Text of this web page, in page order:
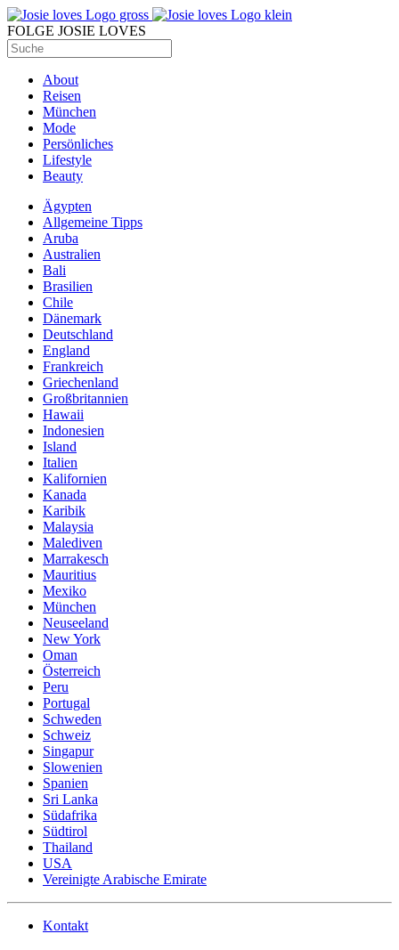
FOLGE JOSIE LOVES
About
Reisen
München
Mode
Persönliches
Lifestyle
Beauty
Ägypten
Allgemeine Tipps
Aruba
Australien
Bali
Brasilien
Chile
Dänemark
Deutschland
England
Frankreich
Griechenland
Großbritannien
Hawaii
Indonesien
Island
Italien
Kalifornien
Kanada
Karibik
Malaysia
Malediven
Marrakesch
Mauritius
Mexiko
München
Neuseeland
New York
Oman
Österreich
Peru
Portugal
Schweden
Schweiz
Singapur
Slowenien
Spanien
Sri Lanka
Südafrika
Südtirol
Thailand
USA
Vereinigte Arabische Emirate
Kontakt